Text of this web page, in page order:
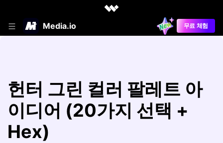
Media.io 무료 체험
헌터 그린 컬러 팔레트 아
이디어 (20가지 선택 +
Hex)